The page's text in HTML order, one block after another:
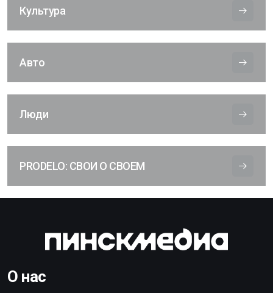
Культура
Авто
Люди
PRODELO: СВОИ О СВОЕМ
О нас